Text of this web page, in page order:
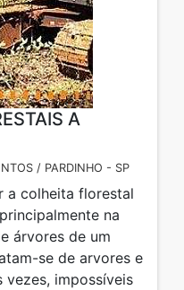
A
/ PARDINHO - SP
a colheita florestal
na
árvores de um
se de arvores e
impossíveis